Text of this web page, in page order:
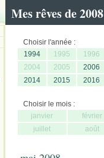
Mes rêves de 2008
Choisir l'année :
1994
1995 1996
2004
2005 2006
2014
2015 2016
Choisir le mois :
janvier
février
juillet
août